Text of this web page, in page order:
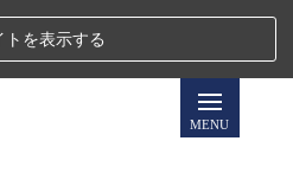
トを表示する